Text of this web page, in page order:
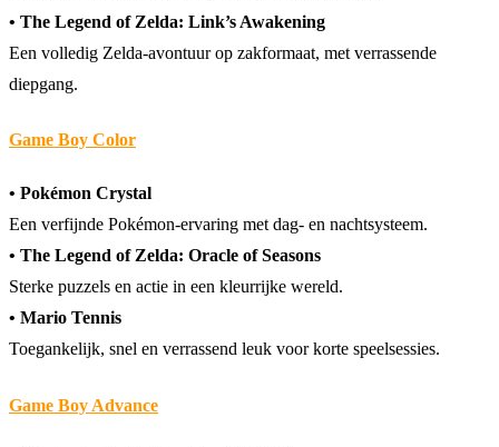
• The Legend of Zelda: Link’s Awakening
Een volledig Zelda-avontuur op zakformaat, met verrassende
diepgang.
Game Boy Color
• Pokémon Crystal
Een verfijnde Pokémon-ervaring met dag- en nachtsysteem.
• The Legend of Zelda: Oracle of Seasons
Sterke puzzels en actie in een kleurrijke wereld.
• Mario Tennis
Toegankelijk, snel en verrassend leuk voor korte speelsessies.
Game Boy Advance